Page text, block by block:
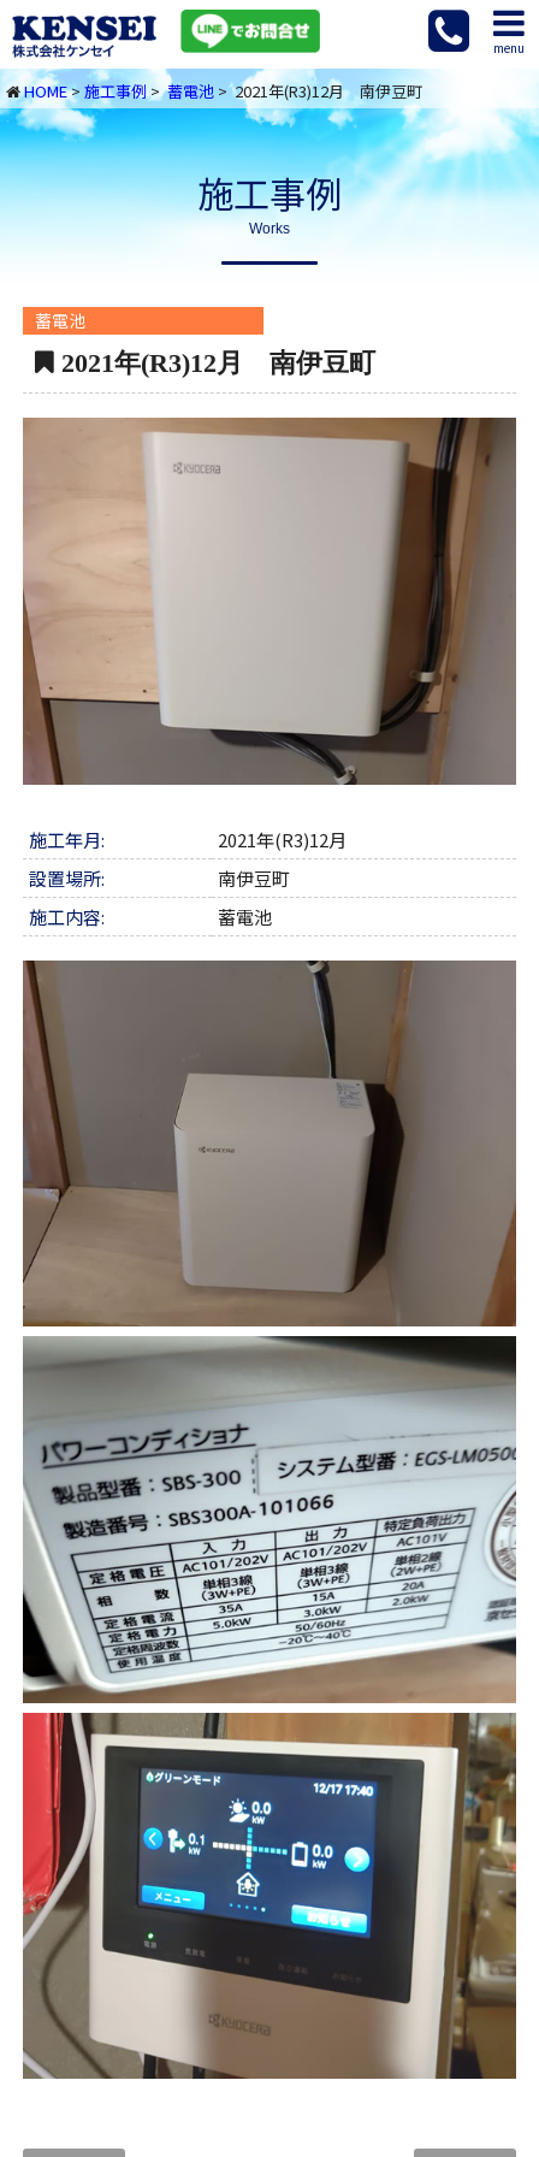
menu
HOME> 施工事例>蓄電池 > 2021年(R3)12月 南伊豆町
施工事例
Works
蓄電池
2021年(R3)12月 南伊豆町
施工年月:
2021年(R3)12月
設置場所:
南伊豆町
施工内容:
蓄電池